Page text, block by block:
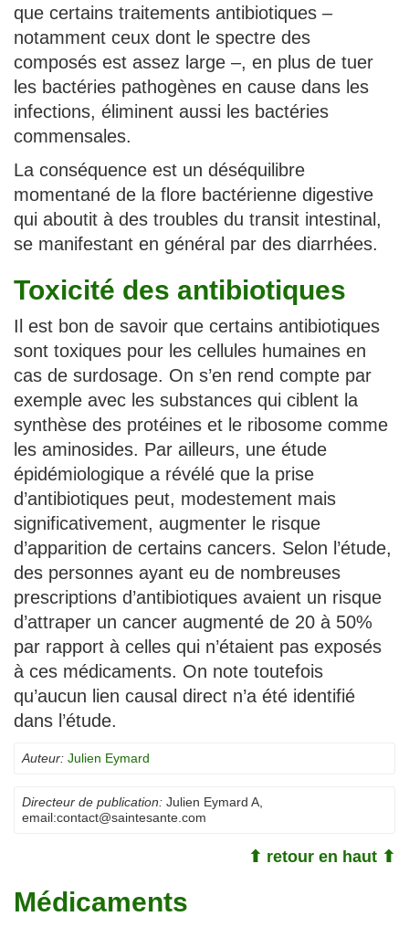
que certains traitements antibiotiques –
notamment ceux dont le spectre des
composés est assez large –, en plus de tuer
les bactéries pathogènes en cause dans les
infections, éliminent aussi les bactéries
commensales.
La conséquence est un déséquilibre
momentané de la flore bactérienne digestive
qui aboutit à des troubles du transit intestinal,
se manifestant en général par des diarrhées.
Toxicité des antibiotiques
Il est bon de savoir que certains antibiotiques
sont toxiques pour les cellules humaines en
cas de surdosage. On s’en rend compte par
exemple avec les substances qui ciblent la
synthèse des protéines et le ribosome comme
les aminosides. Par ailleurs, une étude
épidémiologique a révélé que la prise
d’antibiotiques peut, modestement mais
significativement, augmenter le risque
d’apparition de certains cancers. Selon l’étude,
des personnes ayant eu de nombreuses
prescriptions d’antibiotiques avaient un risque
d’attraper un cancer augmenté de 20 à 50%
par rapport à celles qui n’étaient pas exposés
à ces médicaments. On note toutefois
qu’aucun lien causal direct n’a été identifié
dans l’étude.
Auteur: Julien Eymard
Directeur de publication: Julien Eymard A,
email:contact@saintesante.com
⬆ retour en haut ⬆
Médicaments